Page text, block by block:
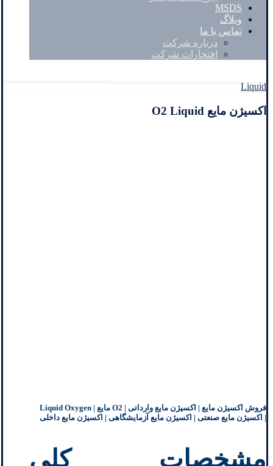
MSDS
وبلاگ
تماس با ما
درباره شرکت
افتخارات شرکت
Liquid
اکسیژن مایع O2 Liquid
فروش اکسیژن مایع | اکسیژن مایع وارداتی | O2 مایع | Liquid Oxygen
| اکسیژن مایع صنعتی | اکسیژن مایع آزمایشگاهی | اکسیژن مایع داخلی
مشخصات کلی